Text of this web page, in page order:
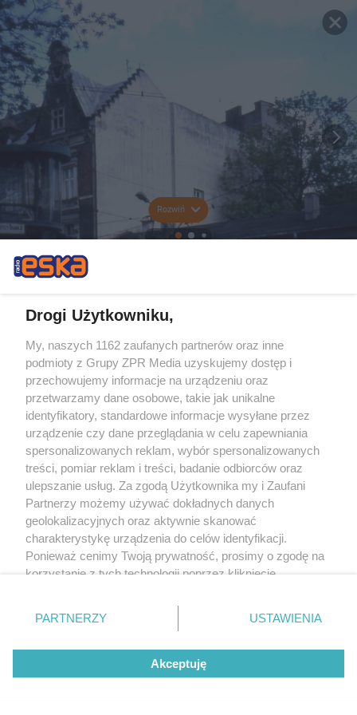
Rozwiń
Drogi Użytkowniku,
My, naszych 1162 zaufanych partnerów oraz inne
podmioty z Grupy ZPR Media uzyskujemy dostęp i
przechowujemy informacje na urządzeniu oraz
przetwarzamy dane osobowe, takie jak unikalne
identyfikatory, standardowe informacje wysyłane przez
urządzenie czy dane przeglądania w celu zapewniania
spersonalizowanych reklam, wybór spersonalizowanych
treści, pomiar reklam i treści, badanie odbiorców oraz
ulepszanie usług. Za zgodą Użytkownika my i Zaufani
Partnerzy możemy używać dokładnych danych
geolokalizacyjnych oraz aktywnie skanować
charakterystykę urządzenia do celów identyfikacji.
Ponieważ cenimy Twoją prywatność, prosimy o zgodę na
korzystanie z tych technologii poprzez kliknięcie
zmienić/wycofać klikając przycisk ustawień prywatności
znajdujący się w lewym dolnym rogu strony
rodzaje przetwarzania danych nie wymagają zgody
użytkownika, ale masz prawo sprzeciwić się takiemu
przetwarzaniu. Preferencje będą miały zastosowanie tylko
PARTNERZY USTAWIENIA
Akceptuję